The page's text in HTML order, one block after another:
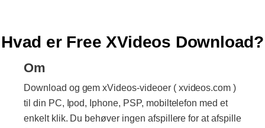
Hvad er Free XVideos Download?
Om
Download og gem xVideos-videoer ( xvideos.com )
til din PC, Ipod, Iphone, PSP, mobiltelefon med et
enkelt klik. Du behøver ingen afspillere for at afspille